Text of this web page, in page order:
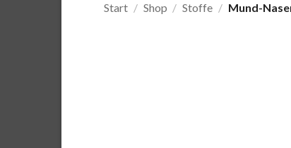
Start / Shop / Stoffe / Mund-